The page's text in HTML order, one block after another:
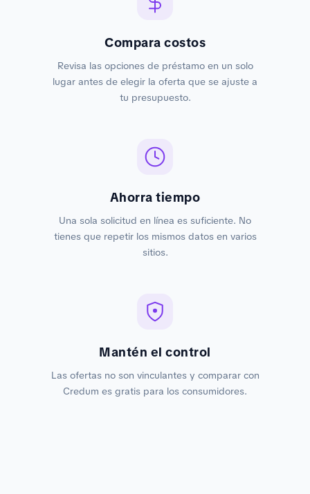
Compara costos
Revisa las opciones de préstamo en un solo
lugar antes de elegir la oferta que se ajuste a
tu presupuesto.
Ahorra tiempo
Una sola solicitud en línea es suficiente. No
tienes que repetir los mismos datos en varios
sitios.
Mantén el control
Las ofertas no son vinculantes y comparar con
Credum es gratis para los consumidores.